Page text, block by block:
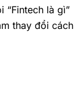
“Fintech là gì”
thay đổi cách